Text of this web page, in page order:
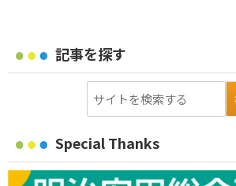
記事を探す
Special Thanks